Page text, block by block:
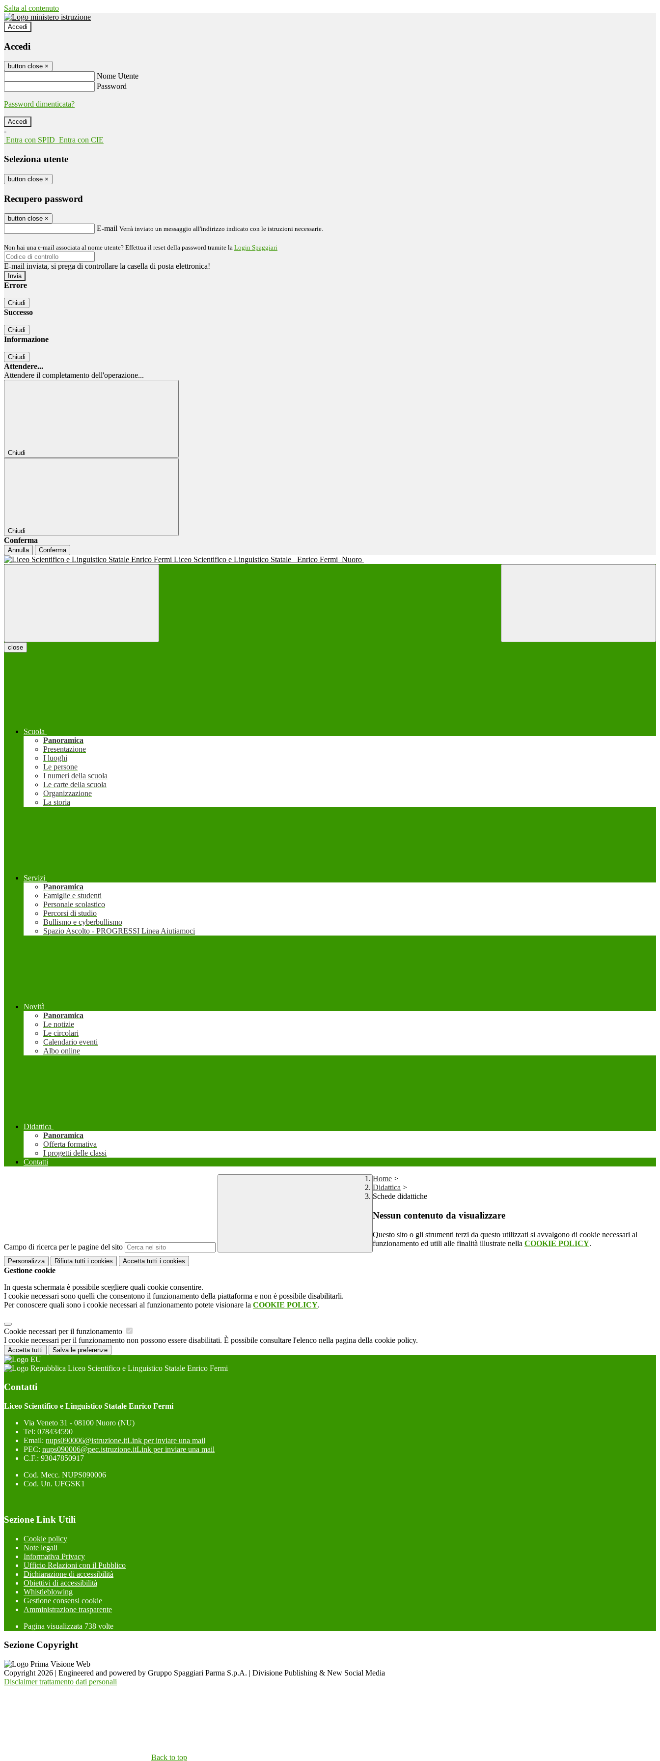
Salta al contenuto
Accedi
Accedi
button close ×
Nome Utente
Password
Password dimenticata?
-
Entra con SPID Entra con CIE
Seleziona utente
button close ×
Recupero password
button close ×
E-mail Verrà inviato un messaggio all'indirizzo indicato con le istruzioni necessarie.
Non hai una e-mail associata al nome utente? Effettua il reset della password tramite la Login Spaggiari
E-mail inviata, si prega di controllare la casella di posta elettronica!
Errore
Chiudi
Successo
Chiudi
Informazione
Chiudi
Attendere...
Attendere il completamento dell'operazione...
Chiudi
Chiudi
Conferma
Annulla Conferma
Liceo Scientifico e Linguistico Statale Enrico Fermi Nuoro
close
Scuola
Panoramica
Presentazione
I luoghi
Le persone
I numeri della scuola
Le carte della scuola
Organizzazione
La storia
Servizi
Panoramica
Famiglie e studenti
Personale scolastico
Percorsi di studio
Bullismo e cyberbullismo
Spazio Ascolto - PROGRESSI Linea Aiutiamoci
Novità
Panoramica
Le notizie
Le circolari
Calendario eventi
Albo online
Didattica
Panoramica
Offerta formativa
I progetti delle classi
Contatti
Campo di ricerca per le pagine del sito
Home >
Didattica >
Schede didattiche
Nessun contenuto da visualizzare
Questo sito o gli strumenti terzi da questo utilizzati si avvalgono di cookie necessari al
funzionamento ed utili alle finalità illustrate nella COOKIE POLICY.
Personalizza Rifiuta tutti i cookies Accetta tutti i cookies
Gestione cookie
In questa schermata è possibile scegliere quali cookie consentire.
I cookie necessari sono quelli che consentono il funzionamento della piattaforma e non è possibile disabilitarli.
Per conoscere quali sono i cookie necessari al funzionamento potete visionare la COOKIE POLICY.
Cookie necessari per il funzionamento
I cookie necessari per il funzionamento non possono essere disabilitati. È possibile consultare l'elenco nella pagina della cookie policy.
Accetta tutti Salva le preferenze
Liceo Scientifico e Linguistico Statale Enrico Fermi
Contatti
Liceo Scientifico e Linguistico Statale Enrico Fermi
Via Veneto 31 - 08100 Nuoro (NU)
Tel: 078434590
Email: nups090006@istruzione.itLink per inviare una mail
PEC: nups090006@pec.istruzione.itLink per inviare una mail
C.F.: 93047850917
Cod. Mecc. NUPS090006
Cod. Un. UFGSK1
Sezione Link Utili
Cookie policy
Note legali
Informativa Privacy
Ufficio Relazioni con il Pubblico
Dichiarazione di accessibilità
Obiettivi di accessibilità
Whistleblowing
Gestione consensi cookie
Amministrazione trasparente
Pagina visualizzata 738 volte
Sezione Copyright
Copyright 2026 | Engineered and powered by Gruppo Spaggiari Parma S.p.A. | Divisione Publishing & New Social Media
Disclaimer trattamento dati personali
Back to top